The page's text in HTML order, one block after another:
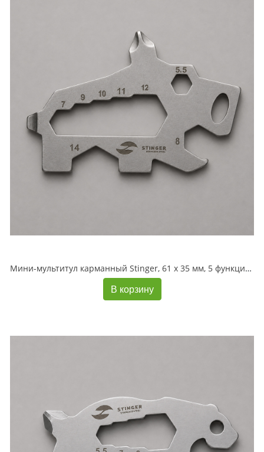
Мини-мультитул карманный Stinger, 61 x 35 мм, 5 функций, кабан, нержавеющая сталь, серебристый, в блистере
В корзину